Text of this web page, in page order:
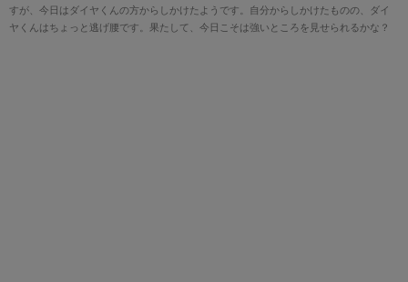
すが、今日はダイヤくんの方からしかけたようです。自分からしかけたものの、ダイ
ヤくんはちょっと逃げ腰です。果たして、今日こそは強いところを見せられるかな？